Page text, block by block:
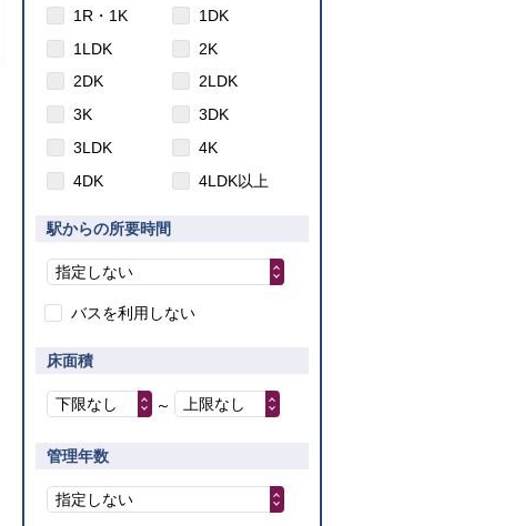
1R・1K
1DK
1LDK
2K
2DK
2LDK
3K
3DK
3LDK
4K
4DK
4LDK以上
駅からの所要時間
指定しない
バスを利用しない
床面積
下限なし ～ 上限なし
管理年数
指定しない